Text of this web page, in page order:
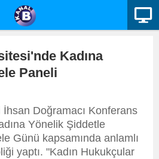
Kadına
Paneli
Doğramacı Konferans
Yönelik Şiddetle
Günü kapsamında anlamlı
yaptı. "Kadın Hukukçular